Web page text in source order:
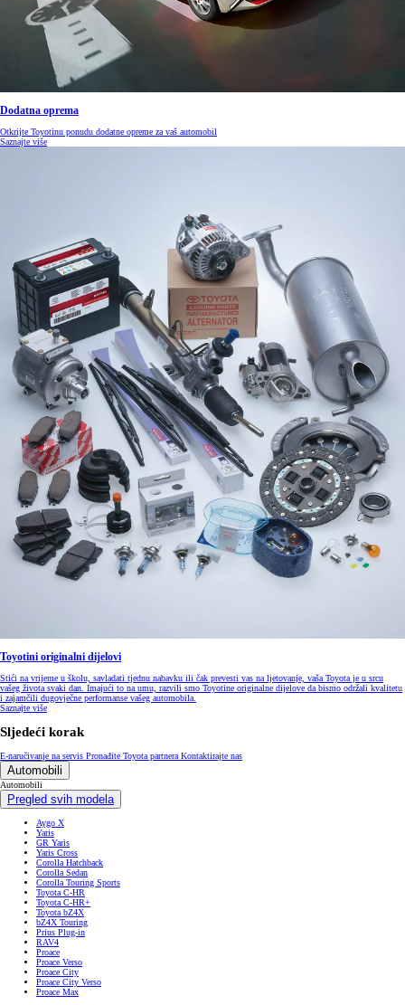
Dodatna oprema
Otkrijte Toyotinu ponudu dodatne opreme za vaš automobil
Saznajte više
Toyotini originalni dijelovi
Stići na vrijeme u školu, savladati tjednu nabavku ili čak prevesti vas na ljetovanje, vaša Toyota je u srcu
vašeg života svaki dan. Imajući to na umu, razvili smo Toyotine originalne dijelove da bismo održali kvalitetu
i zajamčili dugovječne performanse vašeg automobila.
Saznajte više
Sljedeći korak
E-naručivanje na servis Pronađite Toyota partnera Kontaktirajte nas
Automobili
Automobili
Pregled svih modela
Aygo X
Yaris
GR Yaris
Yaris Cross
Corolla Hatchback
Corolla Sedan
Corolla Touring Sports
Toyota C-HR
Toyota C-HR+
Toyota bZ4X
bZ4X Touring
Prius Plug-in
RAV4
Proace
Proace Verso
Proace City
Proace City Verso
Proace Max